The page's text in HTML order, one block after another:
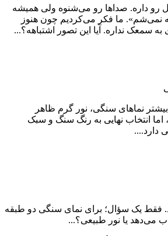
رو داره. صداها رو می‌شنوه ولی همیشه
نمی‌شم». ما فکر می‌کردیم چون هنوز
سمعک نداره. آیا این تصور اشتباهه؟...
نماهای سنگی، نور گرم ظاهر
اما انتخاب نهایی به رنگ سنگ و سبک
دارد....
فقط یک سؤال؛ برای نمای سنگی دو طبقه
می‌دهد یا نور طبیعی؟...